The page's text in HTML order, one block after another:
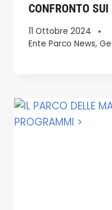
CONFRONTO
11 Ottobre 2024
Ente Parco News,